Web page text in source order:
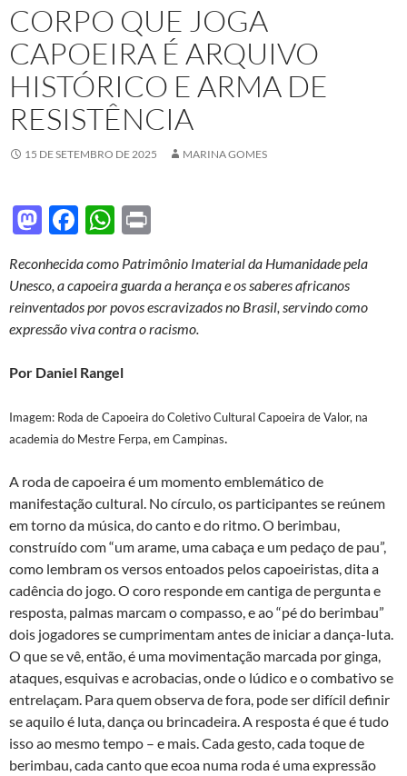
CORPO QUE JOGA
CAPOEIRA É ARQUIVO
HISTÓRICO E ARMA DE
RESISTÊNCIA
15 DE SETEMBRO DE 2025 MARINA GOMES
M
to
d
o
n
F
e
b
o
o
W
at
s
A
p
nt
Reconhecida como Patrimônio Imaterial da Humanidade pela
Unesco, acapoeira guarda a herança e os saberes africanos
reinventados por povos escravizados no Brasil, servindo como
expressão viva contra o racismo.
Por Daniel Rangel
Imagem: Roda de Capoeira do Coletivo Cultural Capoeira de Valor, na
academia do Mestre Ferpa, em Campinas.
A roda de capoeira é um momento emblemático de
manifestação cultural. No círculo, os participantes se reúnem
em torno da música, do canto e do ritmo. O berimbau,
construído com “um arame, uma cabaça e um pedaço de pau”,
como lembram os versos entoados pelos capoeiristas, dita a
cadência do jogo. O coro responde em cantiga de pergunta e
resposta, palmas marcam o compasso, e ao “pé do berimbau”
dois jogadores se cumprimentam antes de iniciar a dança-luta.
O que se vê, então, é uma movimentação marcada por ginga,
ataques, esquivas e acrobacias, onde o lúdico e o combativo se
entrelaçam. Para quem observa de fora, pode ser difícil definir
se aquilo é luta, dança ou brincadeira. A resposta é que é tudo
isso ao mesmo tempo – e mais. Cada gesto, cada toque de
berimbau, cada canto que ecoa numa roda é uma expressão